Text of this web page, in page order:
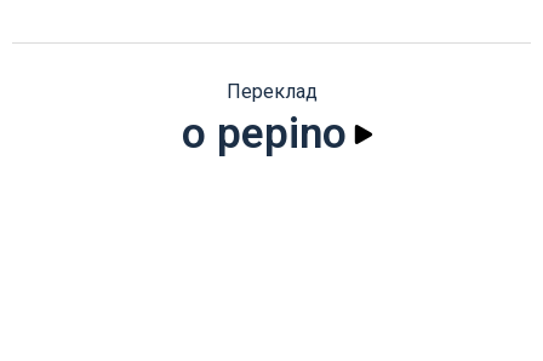
Переклад
o pepino